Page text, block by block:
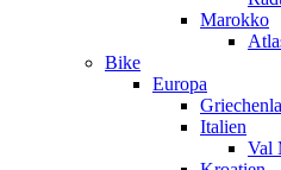
Marokko
Bike
Europa
Italien
Val